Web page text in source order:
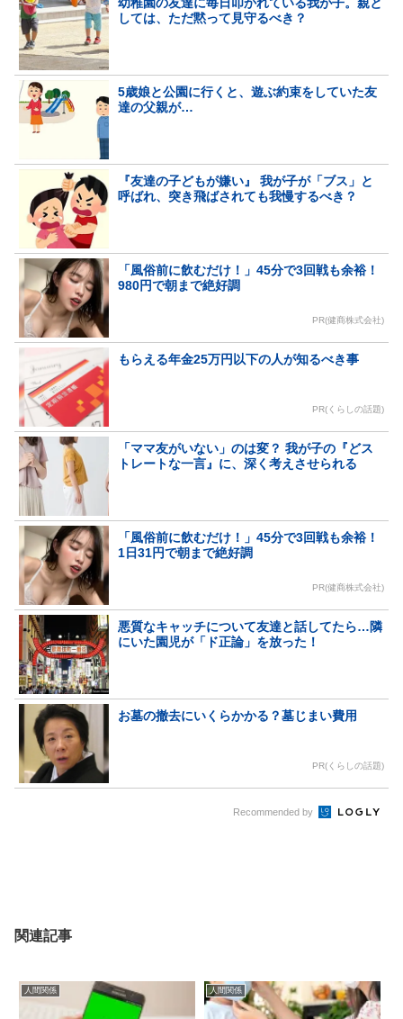
しては、ただ黙って見守るべき？
5歳娘と公園に行くと、遊ぶ約束をしていた友
達の父親が…
『友達の子どもが嫌い』 我が子が「ブス」と
呼ばれ、突き飛ばされても我慢するべき？
「風俗前に飲むだけ！」45分で3回戦も余裕！
980円で朝まで絶好調
PR(健商株式会社)
もらえる年金25万円以下の人が知るべき事
PR(くらしの話題)
「ママ友がいない」のは変？ 我が子の『どス
トレートな一言』に、深く考えさせられる
「風俗前に飲むだけ！」45分で3回戦も余裕！
1日31円で朝まで絶好調
PR(健商株式会社)
悪質なキャッチについて友達と話してたら…隣
にいた園児が「ド正論」を放った！
お墓の撤去にいくらかかる？墓じまい費用
PR(くらしの話題)
Recommended by
関連記事
人間関係 人間関係